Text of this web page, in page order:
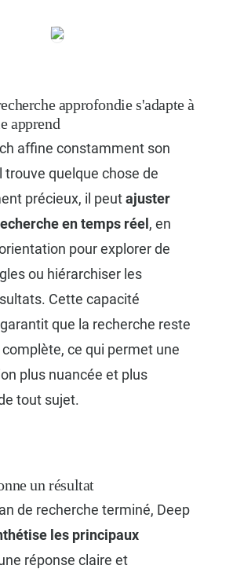
approfondie s'adapte à
apprend
affine constamment son
trouve quelque chose de
précieux, il peutajuster
en temps réel, en
pour explorer de
ou hiérarchiser les
Cette capacité
que la recherche reste
ce qui permet une
plus nuancée et plus
tout sujet.
un résultat
de recherche terminé, Deep
les principaux
réponse claire et